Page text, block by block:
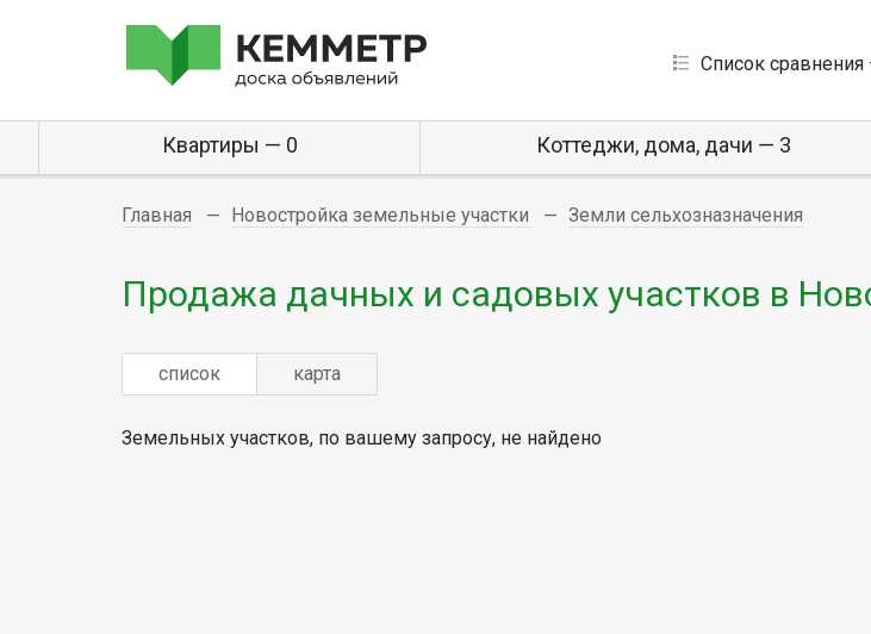
Список сравнения
Квартиры — 0 Коттеджи, дома, дачи — 3
Главная Новостройка земельные участки Земли сельхозназначения
Продажа дачных и садовых участков в
список карта
Земельных участков, по вашему запросу, не найдено